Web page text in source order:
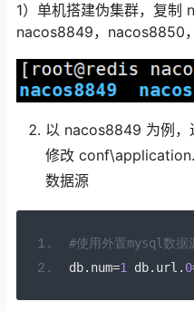
1）单机搭建伪集群，复制
nacos8849，nacos8850
以 nacos8849 为例
修改
数据源
#使用外置mysql
db. num=1 db. url . 0